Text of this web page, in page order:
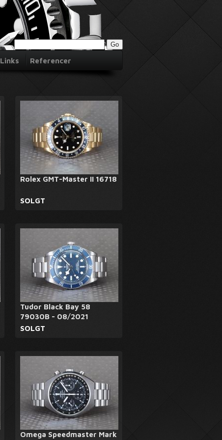
Links Referencer
Rolex GMT-Master II 16718
SOLGT
Tudor Black Bay 58
79030B - 08/2021
SOLGT
Omega Speedmaster Mark